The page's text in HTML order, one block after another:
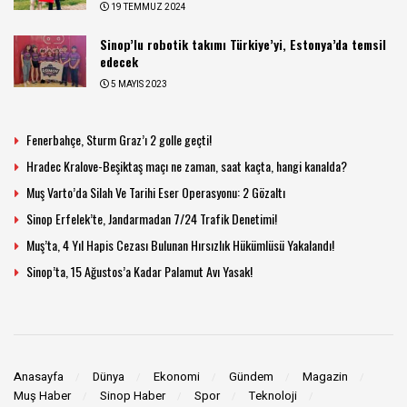
19 TEMMUZ 2024
Sinop’lu robotik takımı Türkiye’yi, Estonya’da temsil
edecek
5 MAYIS 2023
Fenerbahçe, Sturm Graz’ı 2 golle geçti!
Hradec Kralove-Beşiktaş maçı ne zaman, saat kaçta, hangi kanalda?
Muş Varto’da Silah Ve Tarihi Eser Operasyonu: 2 Gözaltı
Sinop Erfelek’te, Jandarmadan 7/24 Trafik Denetimi!
Muş’ta, 4 Yıl Hapis Cezası Bulunan Hırsızlık Hükümlüsü Yakalandı!
Sinop’ta, 15 Ağustos’a Kadar Palamut Avı Yasak!
Anasayfa Dünya Ekonomi Gündem
Magazin
Muş Haber
Sinop Haber Spor
Teknoloji